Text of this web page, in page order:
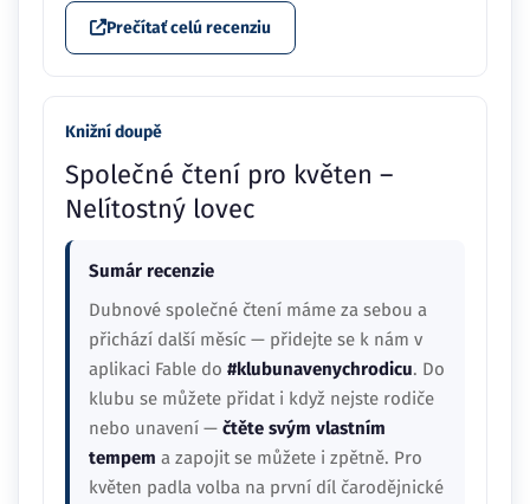
Prečítať celú recenziu
Knižní doupě
Společné čtení pro květen –
Nelítostný lovec
Sumár recenzie
Dubnové společné čtení máme za sebou a
přichází další měsíc — přidejte se k nám v
aplikaci Fable do #klubunavenychrodicu. Do
klubu se můžete přidat i když nejste rodiče
nebo unavení — čtěte svým vlastním
tempem a zapojit se můžete i zpětně. Pro
květen padla volba na první díl čarodějnické